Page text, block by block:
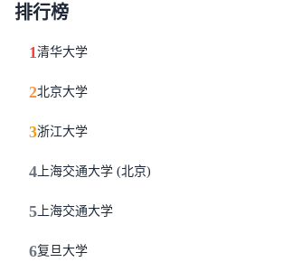
排行榜
1清华大学
2北京大学
3浙江大学
4 上海交通大学 (北京)
5 上海交通大学
6复旦大学